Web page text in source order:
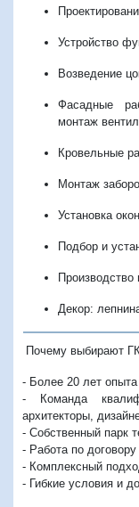
Устройство
Возведение
Фасадные
монтаж
Кровельные
Монтаж
Установка
Подбор и
Производство
Декор:
Почему выбирают
- Более 20 лет опыта
- Команда
архитекторы,
- Собственный парк
- Работа по договору
- Комплексный
- Гибкие условия и